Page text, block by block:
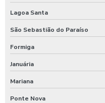
Posto de lavagem de caminhões
Preço de controlador de banho
Produto para higienização
Produtos para lavagem de
Lagoa Santa
São Sebastião do Paraíso
Formiga
Januária
Mariana
Ponte Nova